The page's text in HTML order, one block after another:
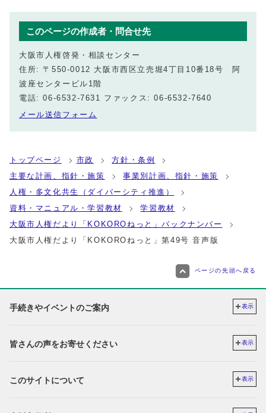
このページの作成者・問合せ先
大阪市人権啓発・相談センター
住所: 〒550-0012 大阪市西区立売堀4丁目10番18号 阿
波座センタービル1階
電話: 06-6532-7631 ファックス: 06-6532-7640
メール送信フォーム
トップページ 市政
方針・条例
主要な計画、指針・施策
事業別計画、指針・施策
人権・多文化共生（ダイバーシティ推進）
資料・マニュアル・学習教材
学習教材
大阪市人権だより「KOKOROねっと」バックナンバー
大阪市人権だより「KOKOROねっと」第49号 音声版
ページの先頭へ戻る
手続きやイベントのご案内 表示
皆さんの声をお寄せください 表示
このサイトについて 表示